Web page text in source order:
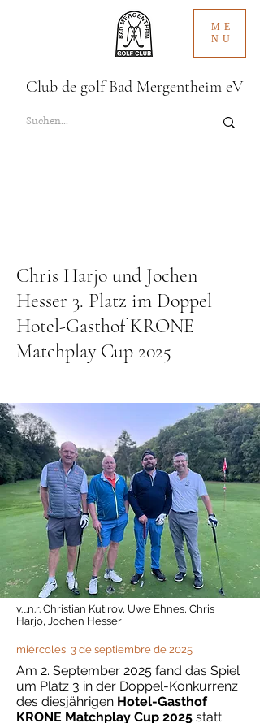
ME
NU
Club de golf Bad Mergentheim eV
Chris Harjo und Jochen
Hesser 3. Platz im Doppel
Hotel-Gasthof KRONE
Matchplay Cup 2025
v.l.n.r. Christian Kutirov, Uwe Ehnes, Chris
Harjo, Jochen Hesser
miércoles, 3 de septiembre de 2025
Am 2. September 2025 fand das Spiel
um Platz 3 in der Doppel-Konkurrenz
des diesjährigen Hotel-Gasthof
KRONE Matchplay Cup 2025 statt.